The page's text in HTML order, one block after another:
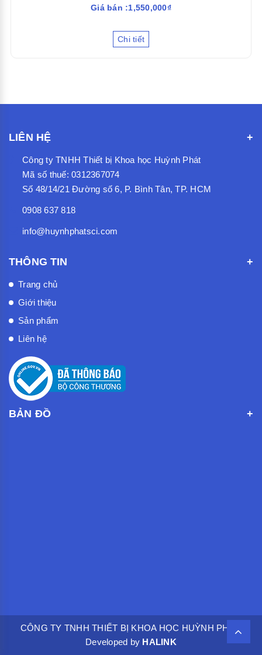
Giá bán :1,550,000₫
Chi tiết
LIÊN HỆ
Công ty TNHH Thiết bị Khoa học Huỳnh Phát
Mã số thuế: 0312367074
Số 48/14/21 Đường số 6, P. Bình Tân, TP. HCM
0908 637 818
info@huynhphatsci.com
THÔNG TIN
Trang chủ
Giới thiệu
Sản phẩm
Liên hệ
BẢN ĐỒ
CÔNG TY TNHH THIẾT BỊ KHOA HỌC HUỲNH PHÁT.
Developed by HALINK